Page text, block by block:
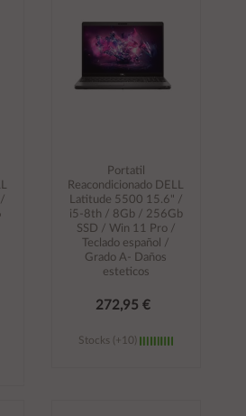
Portatil
Reacondicionado DELL
Latitude 5500 15.6" /
i5-8th / 8Gb / 256Gb
SSD / Win 11 Pro /
Teclado español /
Grado A- Daños
esteticos
272,95 €
Stocks (+10)